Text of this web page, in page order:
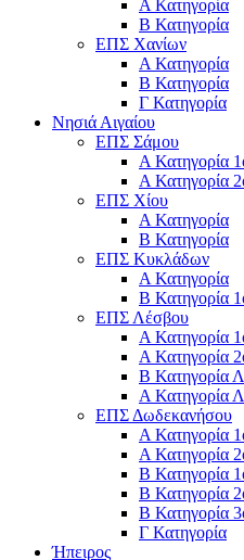
Α Κατηγορία
Β Κατηγορία
ΕΠΣ Χανίων
Α Κατηγορία
Β Κατηγορία
Γ Κατηγορία
Νησιά Αιγαίου
ΕΠΣ Σάμου
Α Κατηγορία
Α Κατηγορία
ΕΠΣ Χίου
Α Κατηγορία
Β Κατηγορία
ΕΠΣ Κυκλάδων
Α Κατηγορία
Β Κατηγορία
ΕΠΣ Λέσβου
Α Κατηγορία
Α Κατηγορία
B Κατηγορία
Α Κατηγορία
ΕΠΣ Δωδεκανήσου
Α Κατηγορία
Α Κατηγορία
Β Κατηγορία
Β Κατηγορία
Β Κατηγορία
Γ Κατηγορία
Ήπειρος